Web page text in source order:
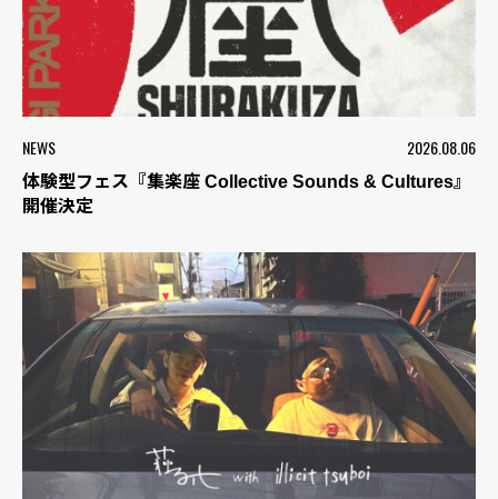
NEWS 2026.08.06
体験型フェス『集楽座 Collective Sounds & Cultures』
開催決定